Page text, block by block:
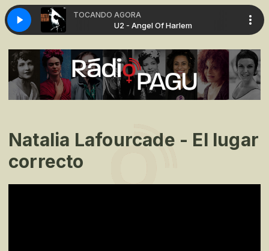
TOCANDO AGORA
U2 - Angel Of Harlem
Natalia Lafourcade - El lugar
correcto